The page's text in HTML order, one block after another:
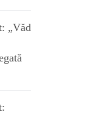
„Văd